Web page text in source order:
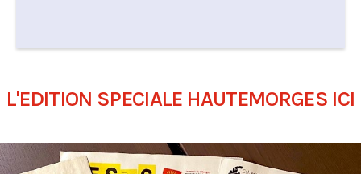
L'EDITION SPECIALE HAUTEMORGES ICI